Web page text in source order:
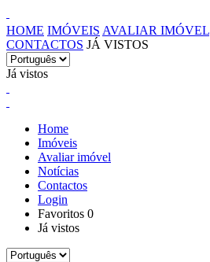
HOME IMÓVEIS AVALIAR IMÓVEL
CONTACTOS JÁ VISTOS
Já vistos
Home
Imóveis
Avaliar imóvel
Notícias
Contactos
Login
Favoritos 0
Já vistos